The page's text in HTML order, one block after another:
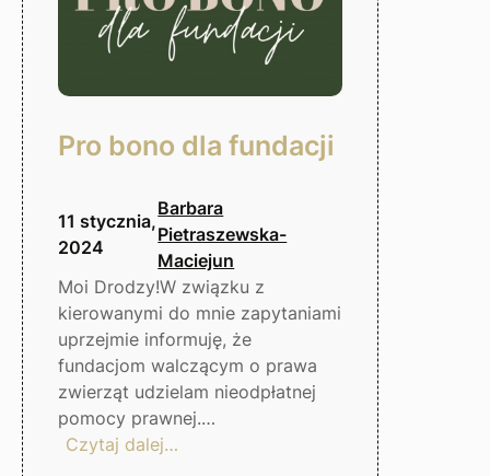
Pro bono dla fundacji
11 stycznia,
2024
Barbara
Pietraszewska-
Maciejun
Moi Drodzy!W związku z
kierowanymi do mnie zapytaniami
uprzejmie informuję, że
fundacjom walczącym o prawa
zwierząt udzielam nieodpłatnej
pomocy prawnej.…
Czytaj dalej…